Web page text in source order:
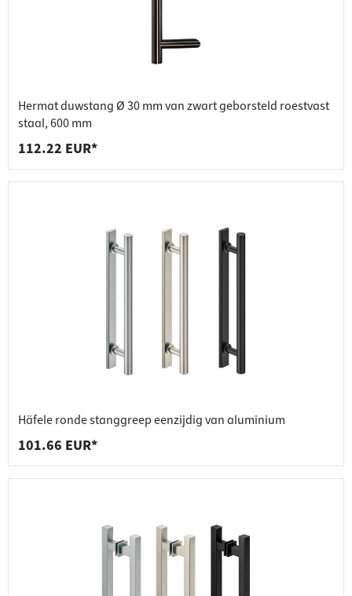
Hermat duwstang Ø 30 mm van zwart geborsteld roestvast
staal, 600 mm
112.22 EUR*
Häfele ronde stanggreep eenzijdig van aluminium
101.66 EUR*